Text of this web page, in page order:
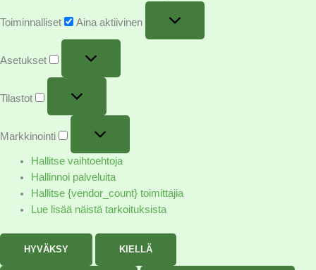
Toiminnalliset Aina aktiivinen
Asetukset
Tilastot
Markkinointi
Hallitse vaihtoehtoja
Hallinnoi palveluita
Hallitse {vendor_count} toimittajia
Lue lisää näistä tarkoituksista
HYVÄKSY KIELLÄ